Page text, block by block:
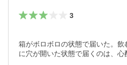
3
箱がボロボロの状態で届いた。
に穴が開いた状態で届くのは、心